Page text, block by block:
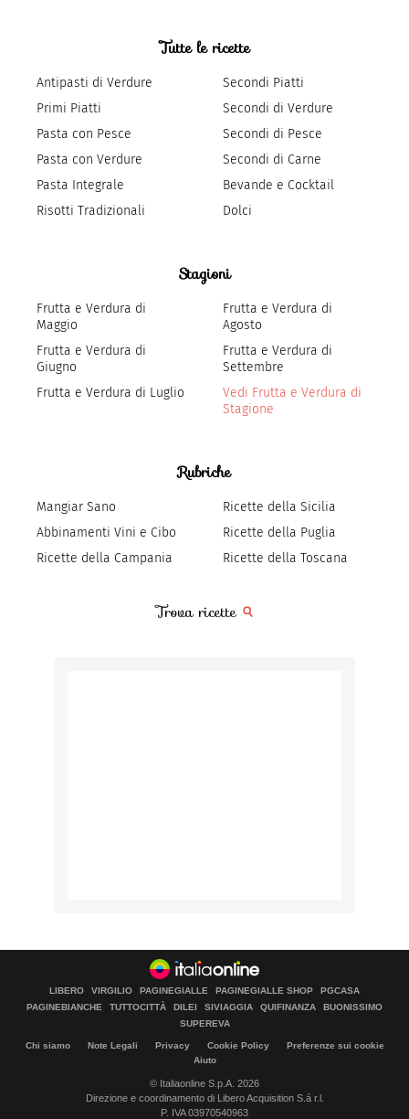
Tutte le ricette
Antipasti di Verdure
Primi Piatti
Pasta con Pesce
Pasta con Verdure
Pasta Integrale
Risotti Tradizionali
Secondi Piatti
Secondi di Verdure
Secondi di Pesce
Secondi di Carne
Bevande e Cocktail
Dolci
Stagioni
Frutta e Verdura di
Maggio
Frutta e Verdura di
Giugno
Frutta e Verdura di Luglio
Frutta e Verdura di
Agosto
Frutta e Verdura di
Settembre
Vedi Frutta e Verdura di
Stagione
Rubriche
Mangiar Sano
Abbinamenti Vini e Cibo
Ricette della Campania
Ricette della Sicilia
Ricette della Puglia
Ricette della Toscana
Trova ricette
LIBERO VIRGILIO PAGINEGIALLE PAGINEGIALLE SHOP
PGCASA
PAGINEBIANCHE
TUTTOCITTÀ DILEI SIVIAGGIA QUIFINANZA
BUONISSIMO
SUPEREVA
Chi siamo Note Legali Privacy Cookie Policy
Preferenze sui cookie
Aiuto
© Italiaonline S.p.A. 2026
Direzione e coordinamento di Libero Acquisition S.á r.l.
P. IVA 03970540963